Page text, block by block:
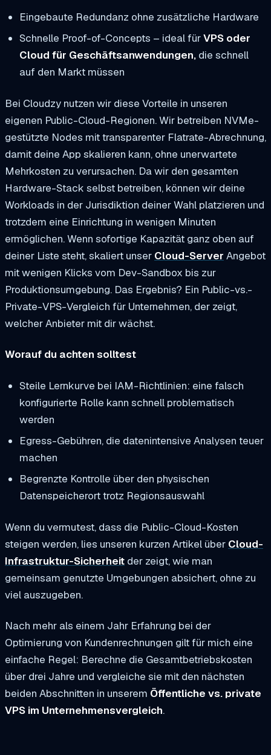
Eingebaute Redundanz ohne zusätzliche Hardware
Schnelle Proof-of-Concepts – ideal fürVPS oder
Cloud für Geschäftsanwendungen,die schnell
auf den Markt müssen
Bei Cloudzy nutzen wir diese Vorteile in unseren
eigenen Public-Cloud-Regionen. Wir betreiben NVMe-
gestützte Nodes mit transparenter Flatrate-Abrechnung,
damit deine App skalieren kann, ohne unerwartete
Mehrkosten zu verursachen. Da wir den gesamten
Hardware-Stack selbst betreiben, können wir deine
Workloads in der Jurisdiktion deiner Wahl platzieren und
trotzdem eine Einrichtung in wenigen Minuten
ermöglichen. Wenn sofortige Kapazität ganz oben auf
deiner Liste steht, skaliert unser Cloud-Server Angebot
mit wenigen Klicks vom Dev-Sandbox bis zur
Produktionsumgebung. Das Ergebnis? Ein Public-vs.-
Private-VPS-Vergleich für Unternehmen, der zeigt,
welcher Anbieter mit dir wächst.
Worauf du achten solltest
Steile Lernkurve bei IAM-Richtlinien: eine falsch
konfigurierte Rolle kann schnell problematisch
werden
Egress-Gebühren, die datenintensive Analysen teuer
machen
Begrenzte Kontrolle über den physischen
Datenspeicherort trotz Regionsauswahl
Wenn du vermutest, dass die Public-Cloud-Kosten
steigen werden, lies unseren kurzen Artikel über Cloud-
Infrastruktur-Sicherheit der zeigt, wie man
gemeinsam genutzte Umgebungen absichert, ohne zu
viel auszugeben.
Nach mehr als einem Jahr Erfahrung bei der
Optimierung von Kundenrechnungen gilt für mich eine
einfache Regel: Berechne die Gesamtbetriebskosten
über drei Jahre und vergleiche sie mit den nächsten
beiden Abschnitten in unserem Öffentliche vs. private
VPS im Unternehmensvergleich.